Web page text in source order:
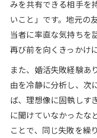
みを共有できる相手を
いこと」です。地元の
当者に率直な気持ちを
再び前を向くきっかけ
また、婚活失敗経験あ
由を冷静に分析し、次
ば、理想像に固執しす
に聞けていなかったな
ことで、同じ失敗を繰